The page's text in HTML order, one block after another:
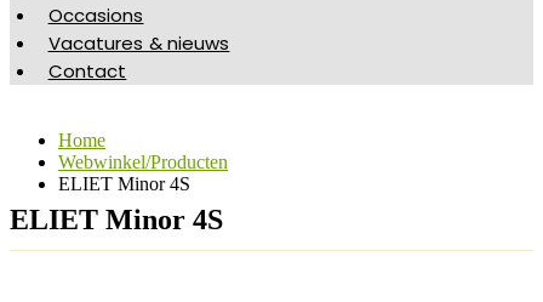
Occasions
Vacatures & nieuws
Contact
Home
Webwinkel/Producten
ELIET Minor 4S
ELIET Minor 4S